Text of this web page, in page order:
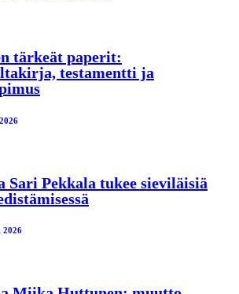
tärkeät paperit:
testamentti ja
Sari Pekkala tukee sieviläisiä
2026